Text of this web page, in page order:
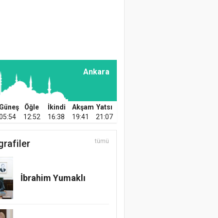
Üzümün İnsan
Beslenmesindeki
Önemi
Prof. Dr. Mikdat Şimşek
Karahan
Türkiye’nin Gücü ve
Ankara
Güneş Öğle İkindi Akşam Yatsı
12:52 16:38 19:41 21:07
tümü
İbrahim Yumaklı